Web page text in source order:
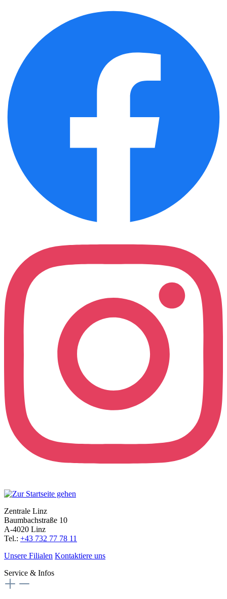
Zentrale Linz
Baumbachstraße 10
A-4020 Linz
Tel.: +43 732 77 78 11
Unsere Filialen Kontaktiere uns
Service & Infos